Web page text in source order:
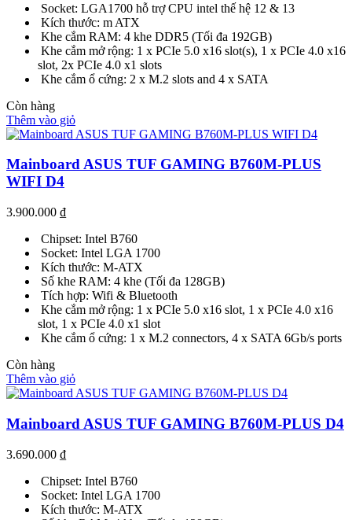
Socket: LGA1700 hỗ trợ CPU intel thế hệ 12 & 13
Kích thước: m ATX
Khe cắm RAM: 4 khe DDR5 (Tối đa 192GB)
Khe cắm mở rộng: 1 x PCIe 5.0 x16 slot(s), 1 x PCIe 4.0 x16
slot, 2x PCIe 4.0 x1 slots
Khe cắm ổ cứng: 2 x M.2 slots and 4 x SATA
Còn hàng
Thêm vào giỏ
Mainboard ASUS TUF GAMING B760M-PLUS
WIFI D4
3.900.000 ₫
Chipset: Intel B760
Socket: Intel LGA 1700
Kích thước: M-ATX
Số khe RAM: 4 khe (Tối đa 128GB)
Tích hợp: Wifi & Bluetooth
Khe cắm mở rộng: 1 x PCIe 5.0 x16 slot, 1 x PCIe 4.0 x16
slot, 1 x PCIe 4.0 x1 slot
Khe cắm ổ cứng: 1 x M.2 connectors, 4 x SATA 6Gb/s ports
Còn hàng
Thêm vào giỏ
Mainboard ASUS TUF GAMING B760M-PLUS D4
3.690.000 ₫
Chipset: Intel B760
Socket: Intel LGA 1700
Kích thước: M-ATX